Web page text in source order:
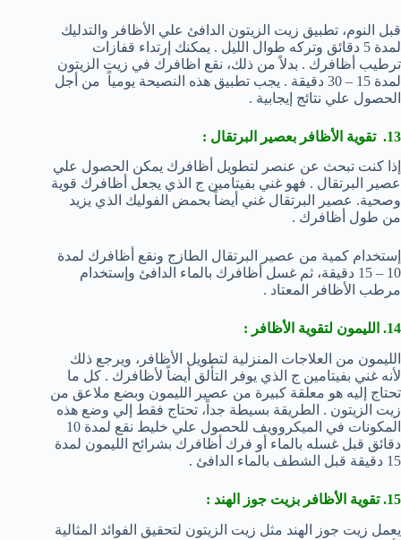
قبل النوم، تطبيق زيت الزيتون الدافئ علي الأظافر والتدليك
لمدة 5 دقائق وتركه طوال الليل . يمكنك إرتداء قفازات
ترطيب أظافرك . بدلاً من ذلك، نقع اظافرك في زيت الزيتون
لمدة 15 – 30 دقيقة . يجب تطبيق هذه النصيحة يومياً من أجل
الحصول علي نتائج إيجابية .
13. تقوية الأظافر بعصير البرتقال :
إذا كنت تبحث عن عنصر لتطويل أظافرك يمكن الحصول علي
عصير البرتقال . فهو غني بفيتامين ج الذي يجعل أظافرك قوية
وصحية. عصير البرتقال غني أيضاً بحمض الفوليك الذي يزيد
من طول أظافرك .
إستخدام كمية من عصير البرتقال الطازج ونقع أظافرك لمدة
10 – 15 دقيقة، ثم غسل أظافرك بالماء الدافئ وإستخدام
مرطب الأظافر المعتاد .
14. الليمون لتقوية الأظافر :
الليمون من العلاجات المنزلية لتطويل الأظافر، ويرجع ذلك
لأنه غني بفيتامين ج الذي يوفر التألق أيضاً لأظافرك . كل ما
تحتاج إليه هو معلقة كبيرة من عصير الليمون وبضع ملاعق من
زيت الزيتون . الطريقة بسيطة جداً، تحتاج فقط إلي وضع هذه
المكونات في الميكروويف للحصول علي خليط نقع لمدة 10
دقائق قبل غسله بالماء أو فرك أظافرك بشرائح الليمون لمدة
15 دقيقة قبل الشطف بالماء الدافئ .
15. تقوية الأظافر بزيت جوز الهند :
يعمل زيت جوز الهند مثل زيت الزيتون لتحقيق الفوائد المثالية